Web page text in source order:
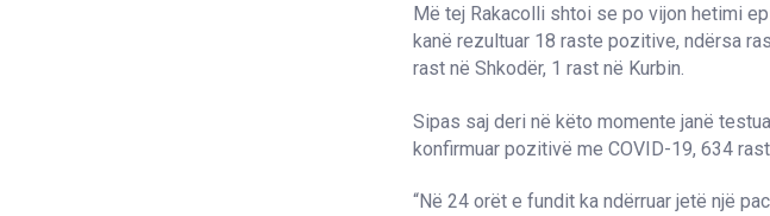
Më tej Rakacolli shtoi se po vijon hetimi
kanë rezultuar 18 raste pozitive, ndërsa
rast në Shkodër, 1 rast në Kurbin.
Sipas saj deri në këto momente janë
konfirmuar pozitivë me COVID-19, 634
“Në 24 orët e fundit ka ndërruar jetë një